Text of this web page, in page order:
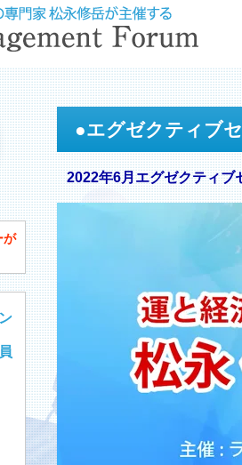
が
●エグゼクティブ
2022年6月エグゼクティブ